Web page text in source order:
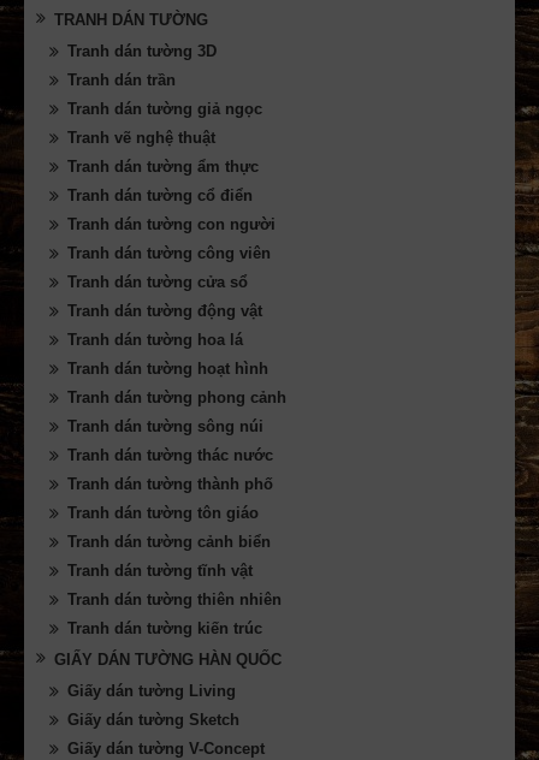
TRANH DÁN TƯỜNG
Tranh dán tường 3D
Tranh dán trần
Tranh dán tường giả ngọc
Tranh vẽ nghệ thuật
Tranh dán tường ẩm thực
Tranh dán tường cổ điển
Tranh dán tường con người
Tranh dán tường công viên
Tranh dán tường cửa sổ
Tranh dán tường động vật
Tranh dán tường hoa lá
Tranh dán tường hoạt hình
Tranh dán tường phong cảnh
Tranh dán tường sông núi
Tranh dán tường thác nước
Tranh dán tường thành phố
Tranh dán tường tôn giáo
Tranh dán tường cảnh biển
Tranh dán tường tĩnh vật
Tranh dán tường thiên nhiên
Tranh dán tường kiến trúc
GIẤY DÁN TƯỜNG HÀN QUỐC
Giấy dán tường Living
Giấy dán tường Sketch
Giấy dán tường V-Concept